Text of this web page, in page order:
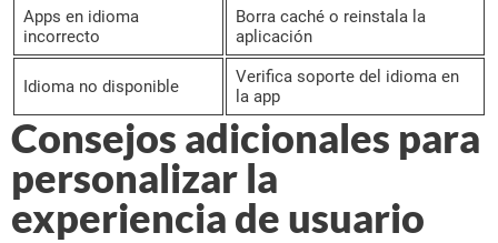
Apps en idioma
incorrecto
Borra caché o reinstala la
aplicación
Idioma no disponible
Verifica soporte del idioma en
la app
Consejos adicionales para
personalizar la
experiencia de usuario